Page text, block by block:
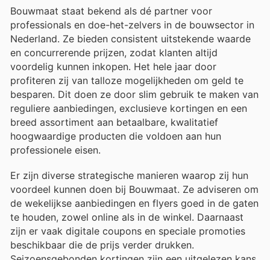
Bouwmaat staat bekend als dé partner voor
professionals en doe-het-zelvers in de bouwsector in
Nederland. Ze bieden consistent uitstekende waarde
en concurrerende prijzen, zodat klanten altijd
voordelig kunnen inkopen. Het hele jaar door
profiteren zij van talloze mogelijkheden om geld te
besparen. Dit doen ze door slim gebruik te maken van
reguliere aanbiedingen, exclusieve kortingen en een
breed assortiment aan betaalbare, kwalitatief
hoogwaardige producten die voldoen aan hun
professionele eisen.
Er zijn diverse strategische manieren waarop zij hun
voordeel kunnen doen bij Bouwmaat. Ze adviseren om
de wekelijkse aanbiedingen en flyers goed in de gaten
te houden, zowel online als in de winkel. Daarnaast
zijn er vaak digitale coupons en speciale promoties
beschikbaar die de prijs verder drukken.